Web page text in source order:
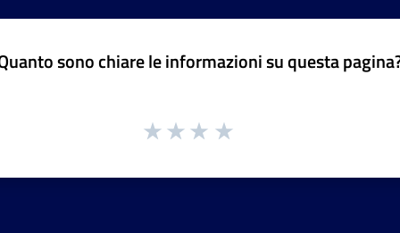
sono chiare le informazioni su questa